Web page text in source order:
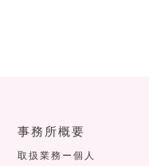
事務所概要
取扱業務ー個人